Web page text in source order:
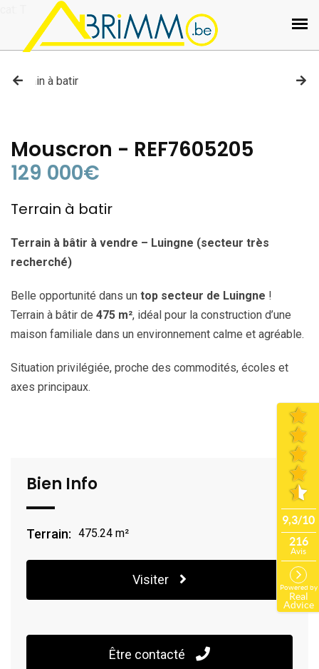
Mouscron - REF7605205
129 000€
Terrain à batir
Terrain à bâtir à vendre – Luingne (secteur très
recherché)
Belle opportunité dans un top secteur de Luingne !
Terrain à bâtir de 475 m², idéal pour la construction d’une
maison familiale dans un environnement calme et agréable.
Situation privilégiée, proche des commodités, écoles et
axes principaux.
Bien Info
Terrain: 475.24 m²
Visiter
Être contacté